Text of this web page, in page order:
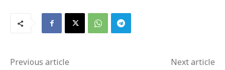
Previous article
Next article